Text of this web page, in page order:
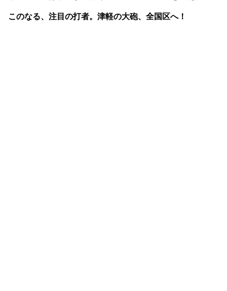
このなる、注目の打者。津軽の大砲、全国区へ！